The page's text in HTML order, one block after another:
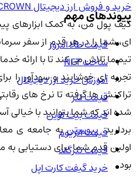
خرید و فروش ارز دیجیتال CROWN
کیف پول من، به کمک ابزارهای
ای، شما را در هر قدم از سفر
تیم ما تلاش می کند تا با ارائه
تجربه ای خوشایند و سودآور را
تراکنش ها گرفته تا نرخ های
شده اند که شما بتوانید با خیالی
بردارید.پیوستنبه جامعه ی
اولین قدم شما برای دستیابی به
بود.
پیوندهای مهم
قیمت طلا امروز
ساخت NFT
آموزش خرید ارز دیجیتال
قیمت تتر
قیمت بیت کوین
قیمت اتریوم
قیمت تترگلد
خرید گیفت کارت اپل